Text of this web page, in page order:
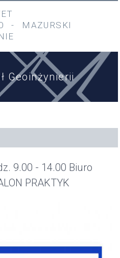
- MAZURSKI
Geoinżynierii
9.00 - 14.00 Biuro
PRAKTYK